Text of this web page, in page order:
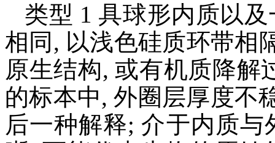
类型 1 具球形内质以
相同, 以浅色硅质环带相
原生结构, 或有机质降解
的标本中, 外圈层厚度不
后一种解释; 介于内质